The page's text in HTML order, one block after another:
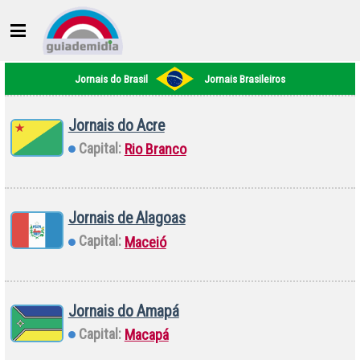
Jornais do Brasil Jornais Brasileiros
Jornais do Acre
Capital: Rio Branco
Jornais de Alagoas
Capital: Maceió
Jornais do Amapá
Capital: Macapá